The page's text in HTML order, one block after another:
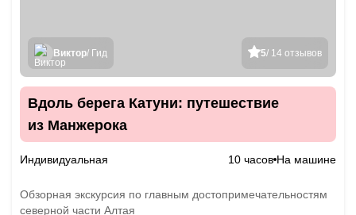
5/ 14 отзывов
Виктор/ Гид
Вдоль берега Катуни: путешествие
из Манжерока
Индивидуальная 10 часов На машине
Обзорная экскурсия по главным достопримечательностям
северной части Алтая